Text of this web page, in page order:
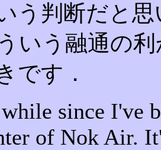
う判断だと思
いう融通の
です．
since I've
of Nok Air.